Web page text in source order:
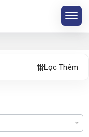
Lọc Thêm